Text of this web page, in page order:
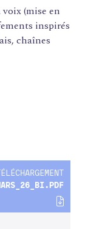
(mise en
inspirés
chaînes